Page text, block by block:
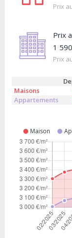
Prix
Prix
1
Prix
Maisons
Appartements
Maison